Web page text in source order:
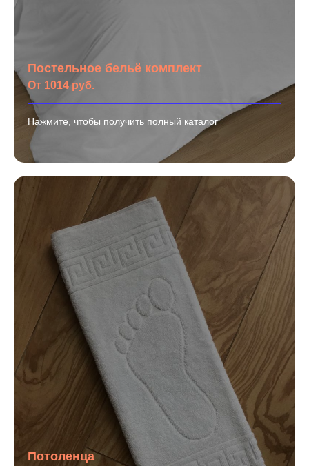
Постельное бельё комплект
От 1014 руб.
Нажмите, чтобы получить полный каталог
Потоленца